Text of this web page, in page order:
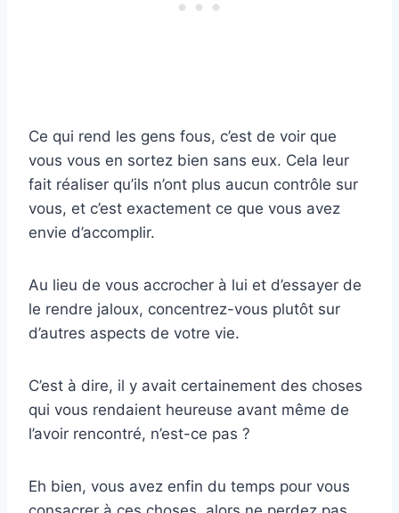
Ce qui rend les gens fous, c’est de voir que
vous vous en sortez bien sans eux. Cela leur
fait réaliser qu’ils n’ont plus aucun contrôle sur
vous, et c’est exactement ce que vous avez
envie d’accomplir.
Au lieu de vous accrocher à lui et d’essayer de
le rendre jaloux, concentrez-vous plutôt sur
d’autres aspects de votre vie.
C’est à dire, il y avait certainement des choses
qui vous rendaient heureuse avant même de
l’avoir rencontré, n’est-ce pas ?
Eh bien, vous avez enfin du temps pour vous